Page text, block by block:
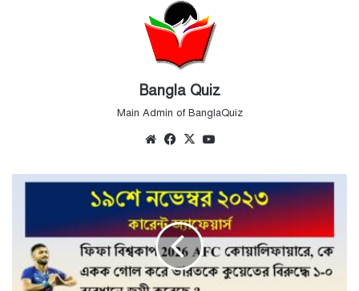
Bangla Quiz
Main Admin of BanglaQuiz
WebsiteFacebook
X
19th
Affairs
Quiz
2023
-